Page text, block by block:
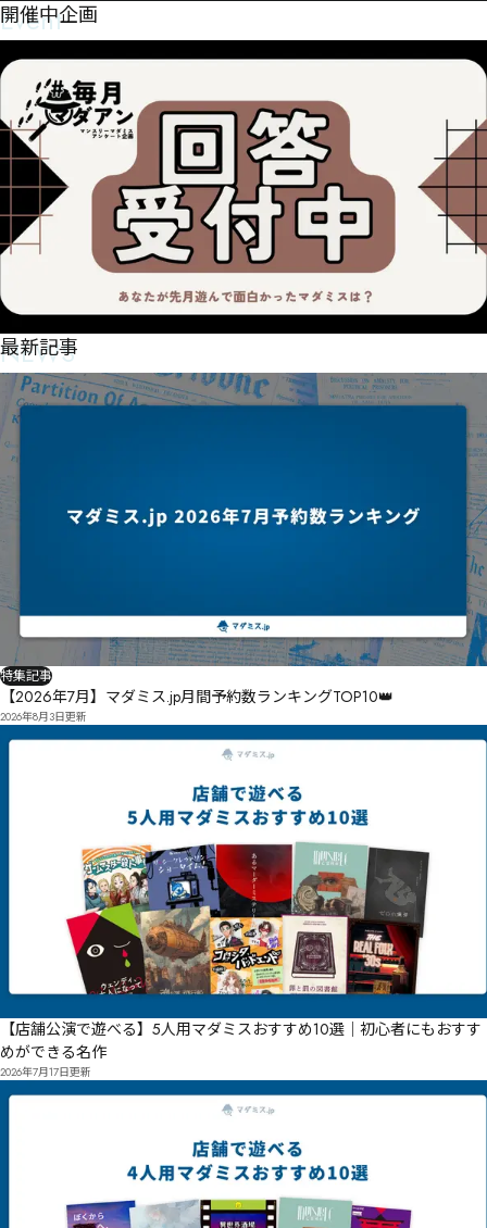
Event
開催中企画
NEWS
最新記事
特集記事
【2026年7月】マダミス.jp月間予約数ランキングTOP10👑
2026年8月3日更新
【店舗公演で遊べる】5人用マダミスおすすめ10選｜初心者にもおすす
めができる名作
2026年7月17日更新